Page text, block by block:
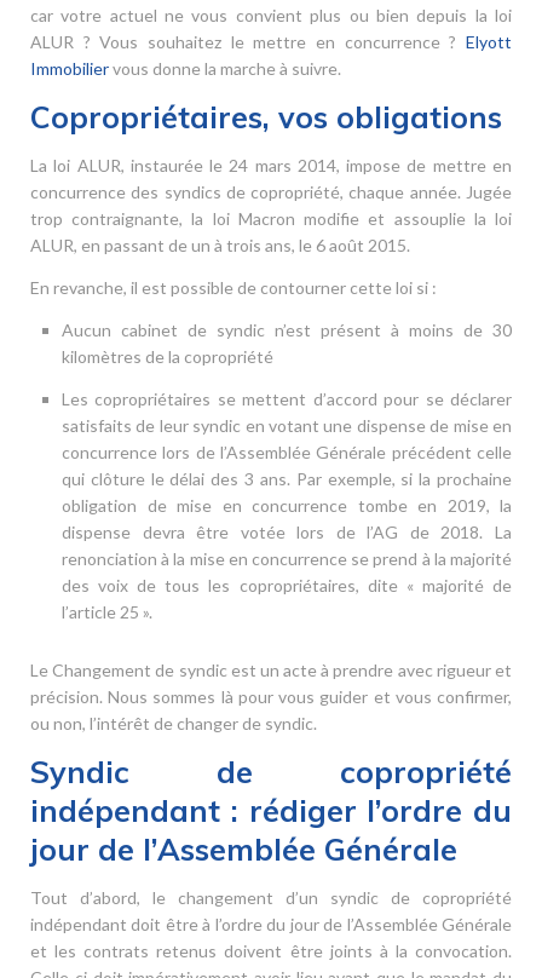
car votre actuel ne vous convient plus ou bien depuis la loi
ALUR ? Vous souhaitez le mettre en concurrence ? Elyott
Immobiliervous donne la marche à suivre.
Copropriétaires, vos obligations
La loi ALUR, instaurée le 24 mars 2014, impose de mettre en
concurrence des syndics de copropriété, chaque année. Jugée
trop contraignante, la loi Macron modifie et assouplie la loi
ALUR, en passant de un à trois ans, le 6 août 2015.
En revanche, il est possible de contourner cette loi si :
Aucun cabinet de syndic n’est présent à moins de 30
kilomètres de la copropriété
Les copropriétaires se mettent d’accord pour se déclarer
satisfaits de leur syndic en votant une dispense de mise en
concurrence lors de l’Assemblée Générale précédent celle
qui clôture le délai des 3 ans. Par exemple, si la prochaine
obligation de mise en concurrence tombe en 2019, la
dispense devra être votée lors de l’AG de 2018. La
renonciation à la mise en concurrence se prend à la majorité
des voix de tous les copropriétaires, dite « majorité de
l’article 25 ».
Le Changement de syndic est un acte à prendre avec rigueur et
précision. Nous sommes là pour vous guider et vous confirmer,
ou non, l’intérêt de changer de syndic.
Syndic de copropriété
indépendant : rédiger l’ordre du
jour de l’Assemblée Générale
Tout d’abord, le changement d’un syndic de copropriété
indépendant doit être à l’ordre du jour de l’Assemblée Générale
et les contrats retenus doivent être joints à la convocation.